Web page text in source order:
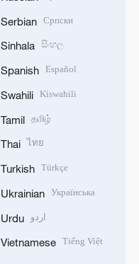
Serbian Српски
Sinhala සිංහල
Spanish Español
Swahili Kiswahili
Tamil தமிழ்
Thai ไทย
Turkish Türkçe
Ukrainian Українська
Urdu اردو
Vietnamese Tiếng Việt